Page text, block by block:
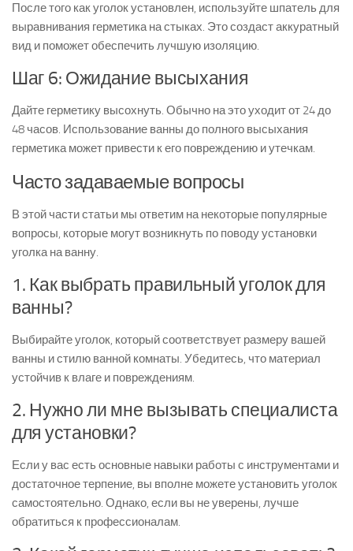
После того как уголок установлен, используйте шпатель для
выравнивания герметика на стыках. Это создаст аккуратный
вид и поможет обеспечить лучшую изоляцию.
Шаг 6: Ожидание высыхания
Дайте герметику высохнуть. Обычно на это уходит от 24 до
48 часов. Использование ванны до полного высыхания
герметика может привести к его повреждению и утечкам.
Часто задаваемые вопросы
В этой части статьи мы ответим на некоторые популярные
вопросы, которые могут возникнуть по поводу установки
уголка на ванну.
1. Как выбрать правильный уголок для
ванны?
Выбирайте уголок, который соответствует размеру вашей
ванны и стилю ванной комнаты. Убедитесь, что материал
устойчив к влаге и повреждениям.
2. Нужно ли мне вызывать специалиста
для установки?
Если у вас есть основные навыки работы с инструментами и
достаточное терпение, вы вполне можете установить уголок
самостоятельно. Однако, если вы не уверены, лучше
обратиться к профессионалам.